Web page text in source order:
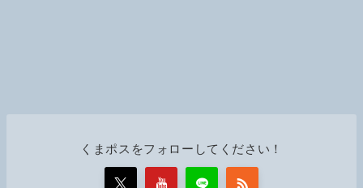
くまポスをフォローしてください！